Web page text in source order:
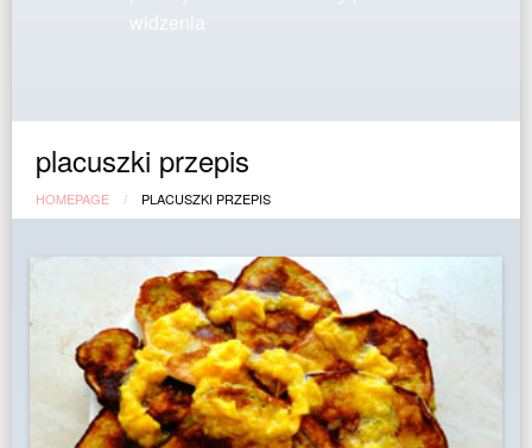
widzenia
placuszki przepis
HOMEPAGE PLACUSZKI PRZEPIS